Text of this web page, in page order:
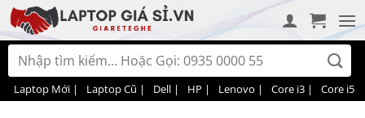
Bỏ
qua
nội
dung
Tìm
kiếm:
Laptop Mới | Laptop Cũ | Dell | HP | Lenovo | Core i3 | Core i5 |